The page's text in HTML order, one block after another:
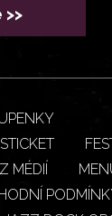
Z MÉDIÍ